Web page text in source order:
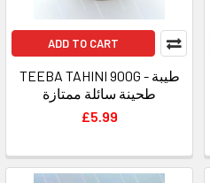
ADD TO CART
TEEBA TAHINI 900G - طيبة
طحينة سائلة ممتازة
£5.99